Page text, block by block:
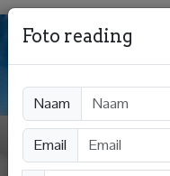
Foto reading
Naam
Email